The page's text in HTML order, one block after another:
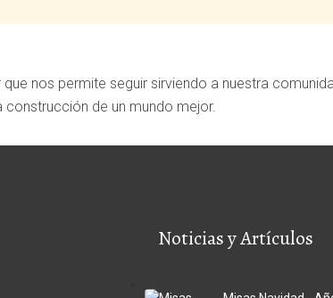
nos permite seguir sirviendo a nuestra
de un mundo mejor.
Noticias y Artículos